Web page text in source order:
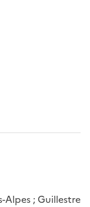
Alpes ; Guillestre